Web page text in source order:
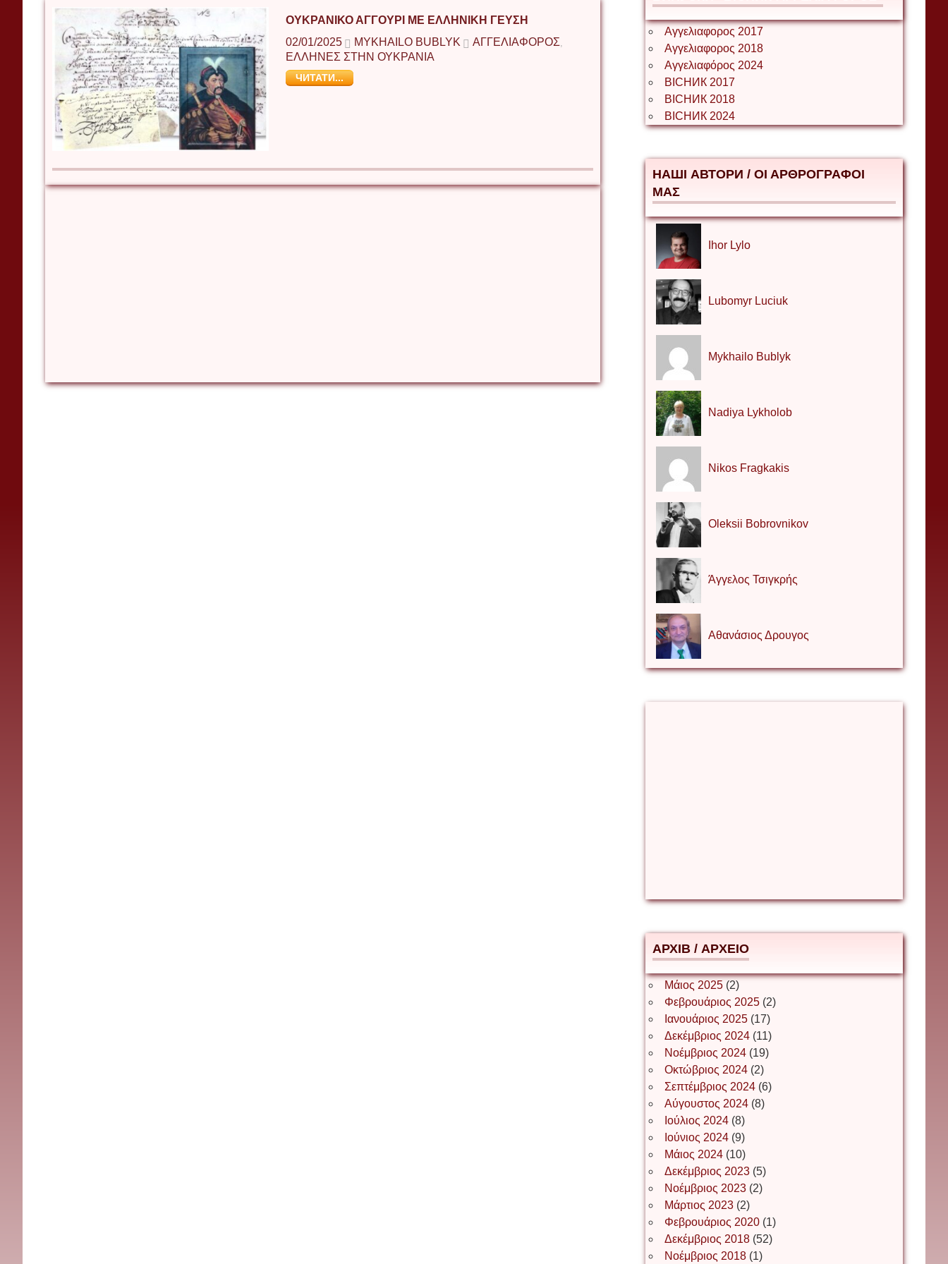
ΟΥΚΡΑΝΙΚΌ ΑΓΓΟΎΡΙ ΜΕ ΕΛΛΗΝΙΚΉ ΓΕΎΣΗ
02/01/2025
MYKHAILO BUBLYK ΑΓΓΕΛΙΑΦΟΡΟΣ
ΕΛΛΗΝΕΣ ΣΤΗΝ ΟΥΚΡΑΝΙΑ
ЧИТАТИ...
Αγγελιαφορος 2017
Αγγελιαφορος 2018
Αγγελιαφόρος 2024
ВІСНИК 2017
ВІСНИК 2018
ВІСНИК 2024
НАШІ АВТОРИ / ΟΙ ΑΡΘΡΟΓΡΑΦΟΙ
ΜΑΣ
Ihor Lylo
Lubomyr Luciuk
Mykhailo Bublyk
Nadiya Lykholob
Nikos Fragkakis
Oleksii Bobrovnikov
Άγγελος Τσιγκρής
Αθανάσιος Δρουγος
Δημήτριος Ζακοντινός
ΕΥΑΓΓΕΛΟΣ ΜΩΚΟΣ
Ιωάννης Σ. Παπαφλωράτος
ΝΙΚΟΣ ΓΑΤΟΣ
Νίκος Λυγερός
АРХІВ / ΑΡΧΕΙΟ
Μάιος 2025 (2)
Φεβρουάριος 2025 (2)
Ιανουάριος 2025 (17)
Δεκέμβριος 2024 (11)
Νοέμβριος 2024 (19)
Οκτώβριος 2024 (2)
Σεπτέμβριος 2024 (6)
Αύγουστος 2024 (8)
Ιούλιος 2024 (8)
Ιούνιος 2024 (9)
Μάιος 2024 (10)
Δεκέμβριος 2023 (5)
Νοέμβριος 2023 (2)
Μάρτιος 2023 (2)
Φεβρουάριος 2020 (1)
Δεκέμβριος 2018 (52)
Νοέμβριος 2018 (1)